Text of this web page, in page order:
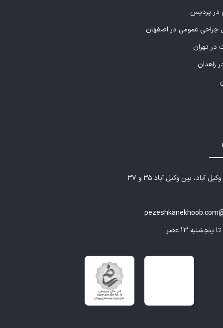
در پردیس
عمومی در اصفهان
در تهران
زاهدان
آباد، بین وکیل آباد ۳۵ و ۳۷